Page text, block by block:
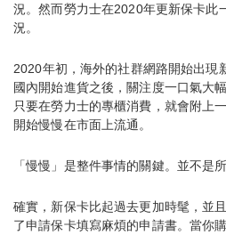
況。然而勞力士在2020年更新保卡此
況。
2020年初，海外的社群網路開始出現
國內開始進貨之後，關注度一口氣大
只要在勞力士的專櫃消費，就會附上
開始慢慢在市面上流通。
「慢慢」是整件事情的關鍵。並不是
確實，新保卡比起過去更加時髦，並
了申請保卡填寫麻煩的申請書。當你